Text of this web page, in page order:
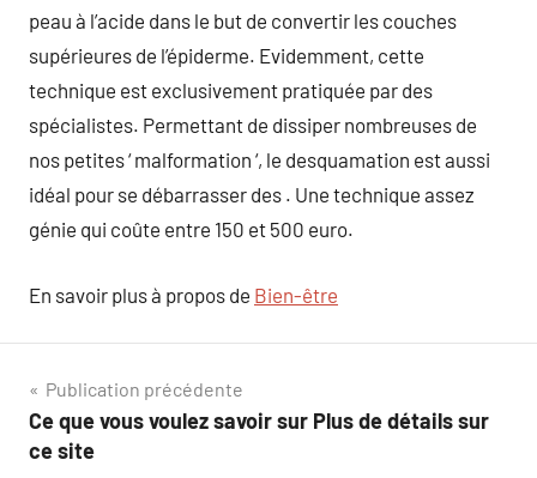
peau à l’acide dans le but de convertir les couches
supérieures de l’épiderme. Evidemment, cette
technique est exclusivement pratiquée par des
spécialistes. Permettant de dissiper nombreuses de
nos petites ‘ malformation ‘, le desquamation est aussi
idéal pour se débarrasser des . Une technique assez
génie qui coûte entre 150 et 500 euro.
En savoir plus à propos de Bien-être
Navigation
de
Publication précédente
Ce que vous voulez savoir sur Plus de détails sur
ce site